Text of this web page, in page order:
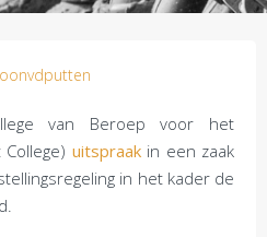
van Beroep voor het
uitspraakin een zaak
in het kader de